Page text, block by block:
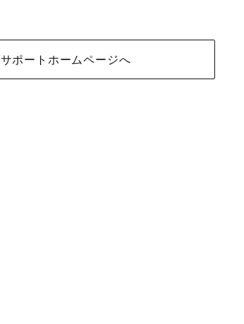
サポートホームページへ